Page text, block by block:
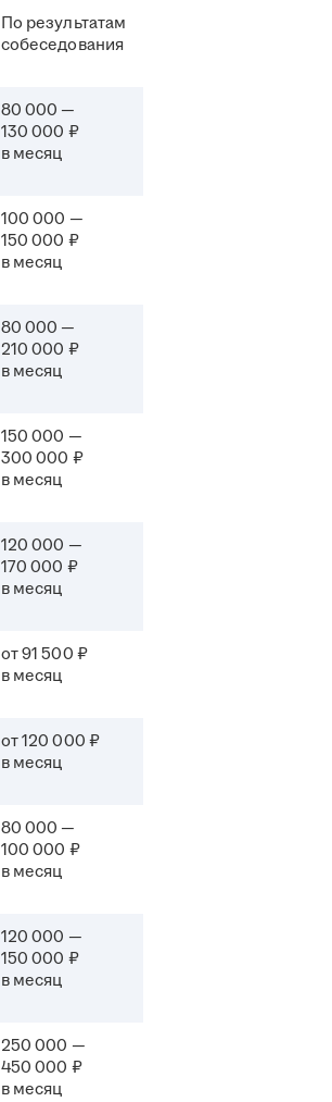
По результатам
собеседования
80 000 —
130 000 ₽
в месяц
100 000 —
150 000 ₽
в месяц
80 000 —
210 000 ₽
в месяц
150 000 —
300 000 ₽
в месяц
120 000 —
170 000 ₽
в месяц
от 91 500 ₽
в месяц
от 120 000 ₽
в месяц
80 000 —
100 000 ₽
в месяц
120 000 —
150 000 ₽
в месяц
250 000 —
450 000 ₽
в месяц